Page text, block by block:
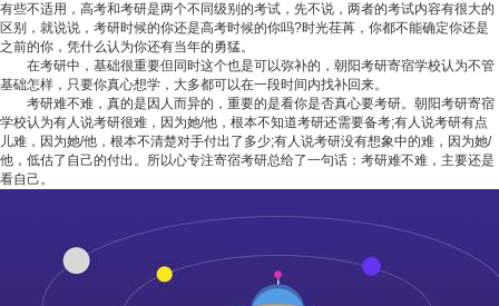
有些不适用，高考和考研是两个不同级别的考试，先不说，两者的考试内容有很大的
区别，就说说，考研时候的你还是高考时候的你吗?时光荏苒，你都不能确定你还是
之前的你，凭什么认为你还有当年的勇猛。
在考研中，基础很重要但同时这个也是可以弥补的，朝阳考研寄宿学校认为不管
基础怎样，只要你真心想学，大多都可以在一段时间内找补回来。
考研难不难，真的是因人而异的，重要的是看你是否真心要考研。朝阳考研寄宿
学校认为有人说考研很难，因为她/他，根本不知道考研还需要备考;有人说考研有点
儿难，因为她/他，根本不清楚对手付出了多少;有人说考研没有想象中的难，因为她/
他，低估了自己的付出。所以心专注寄宿考研总给了一句话：考研难不难，主要还是
看自己。